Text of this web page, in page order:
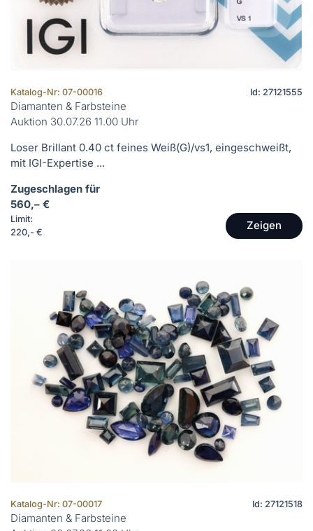
Katalog-Nr: 07-00016 Id: 27121555
Diamanten & Farbsteine
Auktion 30.07.26 11.00 Uhr
Loser Brillant 0.40 ct feines Weiß(G)/vs1, eingeschweißt,
mit IGI-Expertise ...
Zugeschlagen für
560,– €
Limit:
220,- €
Zeigen
Katalog-Nr: 07-00017 Id: 27121518
Diamanten & Farbsteine